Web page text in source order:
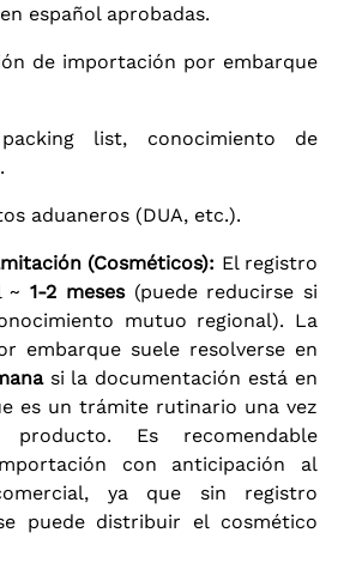
español aprobadas.
de importación por embarque
list, conocimiento de
aduaneros (DUA, etc.).
(Cosméticos): El registro
~1-2 meses(puede reducirse si
mutuo regional). La
embarque suele resolverse en
si la documentación está en
es un trámite rutinario una vez
Es recomendable
con anticipación al
ya que sin registro
puede distribuir el cosmético